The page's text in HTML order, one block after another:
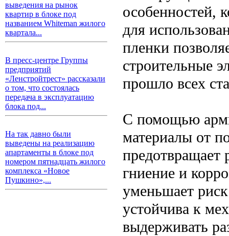
выведения на рынок
квартир в блоке под
названием Whiteman жилого
квартала...
В пресс-центре Группы
предприятий
«Ленстройтрест» рассказали
о том, что состоялась
передача в эксплуатацию
блока под...
На так давно были
выведены на реализацию
апартаменты в блоке под
номером пятнадцать жилого
комплекса «Новое
Пушкино»,...
особенностей,
для
пленки
строительные
прошло всех
С помощью
материалы от
предотвращает
гниение и
уменьшает
устойчива к
выдерживать